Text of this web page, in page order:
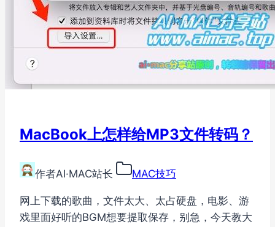
MacBook上怎样给MP3文件转码？
作者AI·MAC站长 MAC技巧
网上下载的歌曲，文件太大、太占硬盘，电影、游
戏里面好听的BGM想要提取保存，别急，今天教大